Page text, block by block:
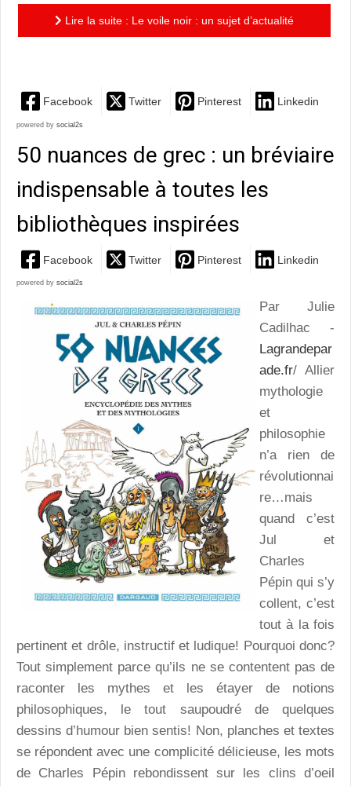
Lire la suite : Le voile noir : un sujet d’actualité
Facebook Twitter Pinterest Linkedin
powered by social2s
50 nuances de grec : un bréviaire
indispensable à toutes les
bibliothèques inspirées
Facebook Twitter Pinterest Linkedin
powered by social2s
Par Julie
Cadilhac -
Lagrandepar
ade.fr/ Allier
mythologie
et
philosophie
n’a rien de
révolutionnai
re…mais
quand c’est
Jul et
Charles
Pépin qui s’y
collent, c’est
tout à la fois
pertinent et drôle, instructif et ludique! Pourquoi donc?
Tout simplement parce qu’ils ne se contentent pas de
raconter les mythes et les étayer de notions
philosophiques, le tout saupoudré de quelques
dessins d’humour bien sentis! Non, planches et textes
se répondent avec une complicité délicieuse, les mots
de Charles Pépin rebondissent sur les clins d’oeil